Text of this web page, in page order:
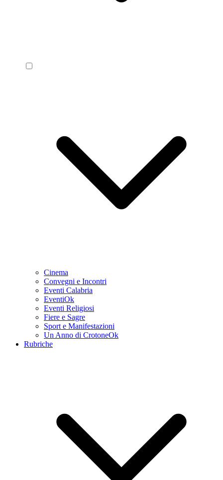
Cinema
Convegni e Incontri
Eventi Calabria
EventiOk
Eventi Religiosi
Fiere e Sagre
Sport e Manifestazioni
Un Anno di CrotoneOk
Rubriche